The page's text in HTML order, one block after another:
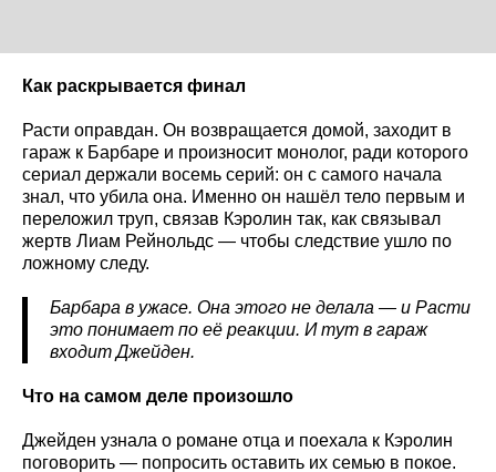
Как раскрывается финал
Расти оправдан. Он возвращается домой, заходит в
гараж к Барбаре и произносит монолог, ради которого
сериал держали восемь серий: он с самого начала
знал, что убила она. Именно он нашёл тело первым и
переложил труп, связав Кэролин так, как связывал
жертв Лиам Рейнольдс — чтобы следствие ушло по
ложному следу.
Барбара в ужасе. Она этого не делала — и Расти
это понимает по её реакции. И тут в гараж
входит Джейден.
Что на самом деле произошло
Джейден узнала о романе отца и поехала к Кэролин
поговорить — попросить оставить их семью в покое.